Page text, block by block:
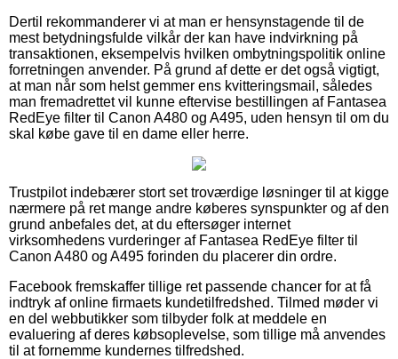
Dertil rekommanderer vi at man er hensynstagende til de
mest betydningsfulde vilkår der kan have indvirkning på
transaktionen, eksempelvis hvilken ombytningspolitik online
forretningen anvender. På grund af dette er det også vigtigt,
at man når som helst gemmer ens kvitteringsmail, således
man fremadrettet vil kunne eftervise bestillingen af Fantasea
RedEye filter til Canon A480 og A495, uden hensyn til om du
skal købe gave til en dame eller herre.
Trustpilot indebærer stort set troværdige løsninger til at kigge
nærmere på ret mange andre køberes synspunkter og af den
grund anbefales det, at du eftersøger internet
virksomhedens vurderinger af Fantasea RedEye filter til
Canon A480 og A495 forinden du placerer din ordre.
Facebook fremskaffer tillige ret passende chancer for at få
indtryk af online firmaets kundetilfredshed. Tilmed møder vi
en del webbutikker som tilbyder folk at meddele en
evaluering af deres købsoplevelse, som tillige må anvendes
til at fornemme kundernes tilfredshed.